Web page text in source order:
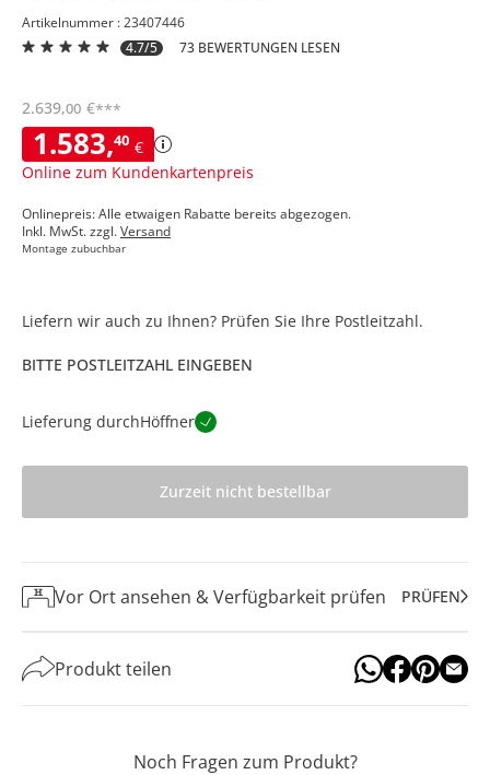
Artikelnummer : 23407446
4.7/5
73 BEWERTUNGEN LESEN
1.583,40 €
Online zum Kundenkartenpreis
2.639,00 €***
Onlinepreis: Alle etwaigen Rabatte bereits abgezogen.
Inkl. MwSt. zzgl.Versand
Montage zubuchbar
Liefern wir auch zu Ihnen? Prüfen Sie Ihre Postleitzahl.
BITTE POSTLEITZAHL EINGEBEN
Lieferung durchHöffner
Zurzeit nicht bestellbar
Vor Ort ansehen & Verfügbarkeit prüfen PRÜFEN
Produkt teilen
Noch Fragen zum Produkt?